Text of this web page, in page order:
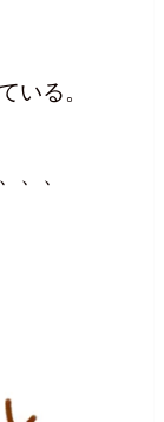
いる。
、、